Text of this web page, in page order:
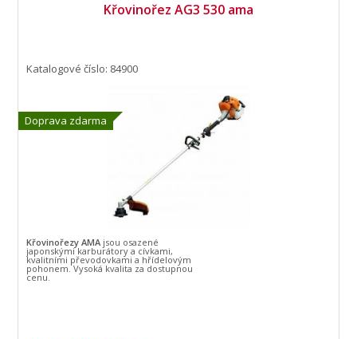
Křovinořez AG3 530 ama
Doprava zdarma
Katalogové číslo: 84900
Křovinořezy AMA jsou osazené
japonskými karburátory a cívkami,
kvalitními převodovkami a hřídelovým
pohonem. Vysoká kvalita za dostupnou
cenu.